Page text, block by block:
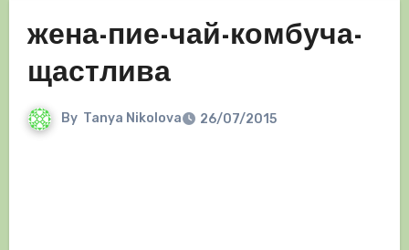
жена-пие-чай-комбуча-
щастлива
By Tanya Nikolova 26/07/2015